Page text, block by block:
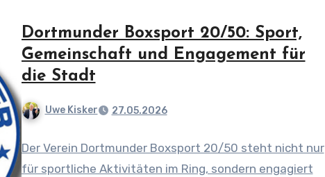
Dortmunder Boxsport 20/50: Sport,
Gemeinschaft und Engagement für
die Stadt
Uwe Kisker 27.05.2026
Der Verein Dortmunder Boxsport 20/50 steht nicht nur
für sportliche Aktivitäten im Ring, sondern engagiert